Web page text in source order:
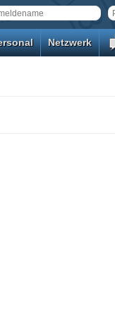
Netzwerk